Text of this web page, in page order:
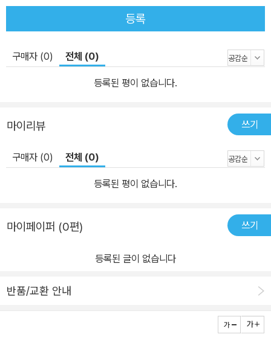
‘주인공이 먼 길을 여행하면서 중간에 신비한 경험을 하고 많은 사람
들을 만나는 이야기, 우리 세계와는 다른 판타지 세계 속에서 독자들
있다. 주인공 율리는 어떠한 시련 속에서도 유쾌하고 긍정적인 태도
를 잃지 않는다. 주변 인물들은 그런 율리와 만나고 엮이며 각자 인생
았으며, 이는 1부 전체 내용에 해당한다. 1부 막바지, 율리 일행은 커
도 알지 못한다. 우리는 그저 율리와 함께 여행하며 바라볼 뿐이다. 스
크롤형 웹툰과는 또 다른 매력의 단행본 구성을 통해 이야기를 이미
등록
구매자 (0) 전체 (0)
등록된 평이 없습니다.
마이리뷰 쓰기
구매자 (0) 전체 (0)
등록된 평이 없습니다.
마이페이퍼 (0편) 쓰기
등록된 글이 없습니다
반품/교환 안내